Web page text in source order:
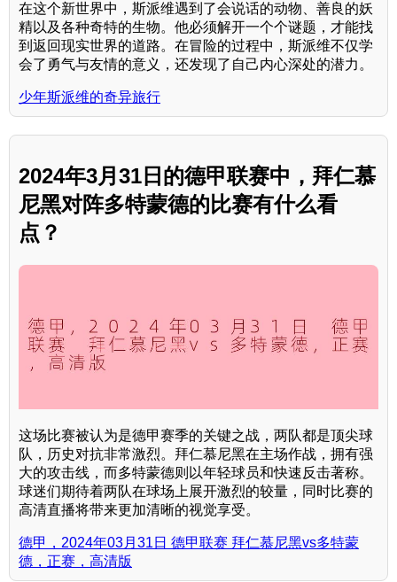
在这个新世界中，斯派维遇到了会说话的动物、善良的妖
精以及各种奇特的生物。他必须解开一个个谜题，才能找
到返回现实世界的道路。在冒险的过程中，斯派维不仅学
会了勇气与友情的意义，还发现了自己内心深处的潜力。
少年斯派维的奇异旅行
2024年3月31日的德甲联赛中，拜仁慕
尼黑对阵多特蒙德的比赛有什么看
点？
这场比赛被认为是德甲赛季的关键之战，两队都是顶尖球
队，历史对抗非常激烈。拜仁慕尼黑在主场作战，拥有强
大的攻击线，而多特蒙德则以年轻球员和快速反击著称。
球迷们期待着两队在球场上展开激烈的较量，同时比赛的
高清直播将带来更加清晰的视觉享受。
德甲，2024年03月31日 德甲联赛 拜仁慕尼黑vs多特蒙
德，正赛，高清版